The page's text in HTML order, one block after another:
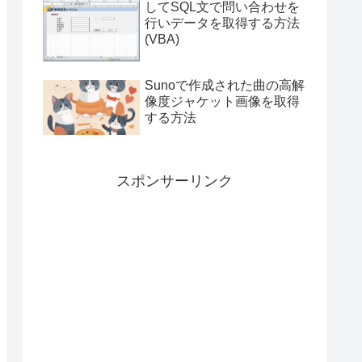
してSQL文で問い合わせを
行いデータを取得する方法
(VBA)
Sunoで作成された曲の高解
像度ジャケット画像を取得
する方法
スポンサーリンク